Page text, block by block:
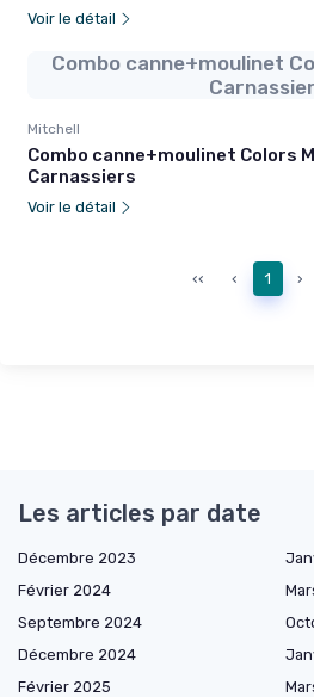
Voir le détail
Combo canne+moulinet
Mitchell
Combo canne+moulinet Colors
Carnassiers
Voir le détail
‹‹ ‹ 1 ›
Les articles par date
Décembre 2023
Février 2024
Septembre 2024
Décembre 2024
Février 2025